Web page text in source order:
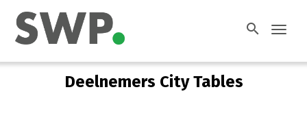
search
Deelnemers City Tables